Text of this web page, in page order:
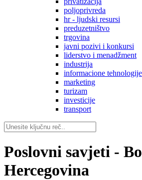
poljoprivreda
hr - ljudski resursi
preduzetništvo
trgovina
javni pozivi i konkursi
liderstvo i menadžment
industrija
informacione tehnologije
marketing
turizam
investicije
transport
Poslovni savjeti -
Hercegovina